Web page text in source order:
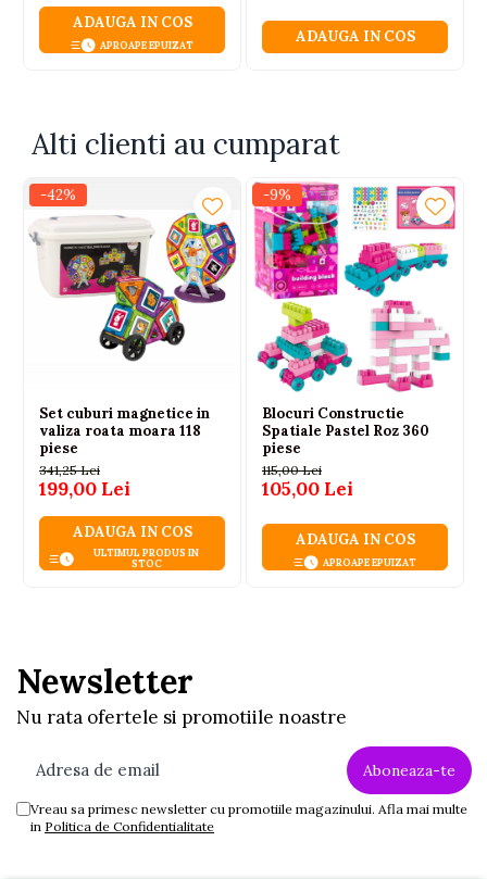
ADAUGA IN COS
APROAPE EPUIZAT ADAUGA IN COS
Alti clienti au cumparat
-42%
Set cuburi magnetice in
valiza roata moara 118
piese
341,25 Lei
199,00 Lei
ADAUGA IN COS
ULTIMUL PRODUS IN
STOC
-9%
Blocuri Constructie
Spatiale Pastel Roz 360
piese
115,00 Lei
105,00 Lei
ADAUGA IN COS
APROAPE EPUIZAT
Newsletter
Nu rata ofertele si promotiile noastre
Vreau sa primesc newsletter cu promotiile magazinului. Afla mai multe
in Politica de Confidentialitate